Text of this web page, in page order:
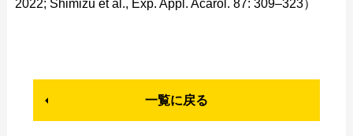
2022; Shimizu et al., Exp. Appl. Acarol. 87: 309–323）
一覧に戻る